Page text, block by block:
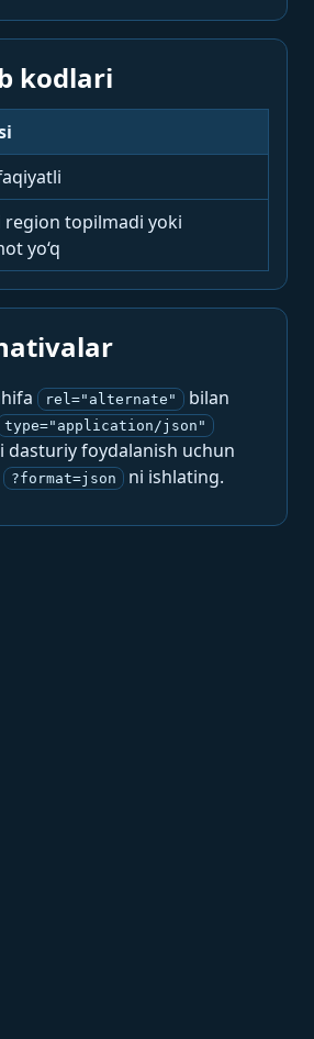
kodlari
region topilmadi yoki
yo‘q
rel="alternate"
bilan
type="application/json"
dasturiy foydalanish uchun
?format=json ni ishlating.